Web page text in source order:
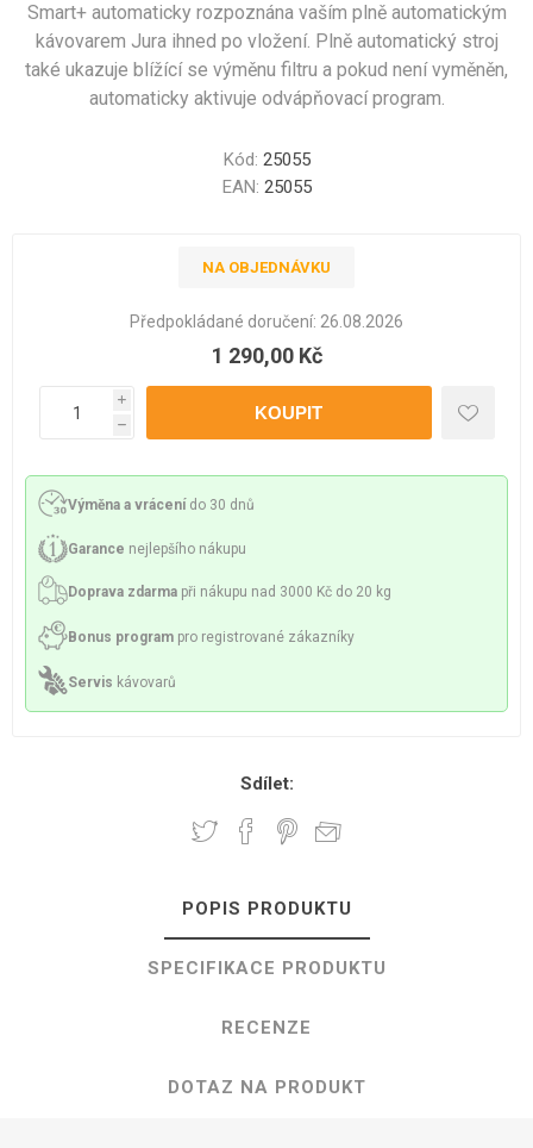
Smart+ automaticky rozpoznána vaším plně automatickým
kávovarem Jura ihned po vložení. Plně automatický stroj
také ukazuje blížící se výměnu filtru a pokud není vyměněn,
automaticky aktivuje odvápňovací program.
Kód: 25055
EAN: 25055
NA OBJEDNÁVKU
Předpokládané doručení: 26.08.2026
1 290,00 Kč
i
h
Výměna a vrácení do 30 dnů
Garance nejlepšího nákupu
Doprava zdarma při nákupu nad 3000 Kč do 20 kg
Bonus program pro registrované zákazníky
Servis kávovarů
Sdílet:
POPIS PRODUKTU
SPECIFIKACE PRODUKTU
RECENZE
DOTAZ NA PRODUKT